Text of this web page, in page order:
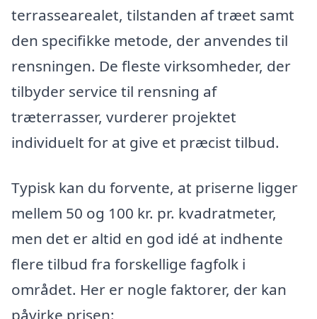
terrassearealet, tilstanden af træet samt
den specifikke metode, der anvendes til
rensningen. De fleste virksomheder, der
tilbyder service til rensning af
træterrasser, vurderer projektet
individuelt for at give et præcist tilbud.
Typisk kan du forvente, at priserne ligger
mellem 50 og 100 kr. pr. kvadratmeter,
men det er altid en god idé at indhente
flere tilbud fra forskellige fagfolk i
området. Her er nogle faktorer, der kan
påvirke prisen: